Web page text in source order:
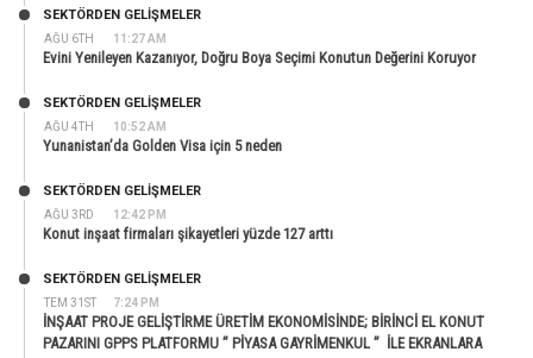
AĞU 6TH 11:27 AM
SEKTÖRDEN GELIŞMELER
Evini Yenileyen Kazanıyor, Doğru Boya Seçimi Konutun Değerini Koruyor
AĞU 4TH 10:52 AM
SEKTÖRDEN GELIŞMELER
Yunanistan’da Golden Visa için 5 neden
AĞU 3RD 12:42 PM
SEKTÖRDEN GELIŞMELER
Konut inşaat firmaları şikayetleri yüzde 127 arttı
TEM 31ST 7:24 PM
SEKTÖRDEN GELIŞMELER
İNŞAAT PROJE GELİŞTİRME ÜRETİM EKONOMİSİNDE; BİRİNCİ EL KONUT
PAZARINI GPPS PLATFORMU ” PİYASA GAYRİMENKUL ” İLE EKRANLARA